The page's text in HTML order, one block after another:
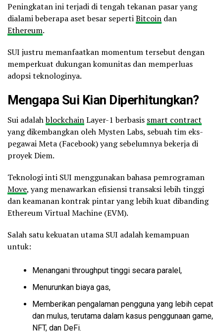
Peningkatan ini terjadi di tengah tekanan pasar yang
dialami beberapa aset besar sepertiBitcoin dan
Ethereum.
SUI justru memanfaatkan momentum tersebut dengan
memperkuat dukungan komunitas dan memperluas
adopsi teknologinya.
Mengapa Sui Kian Diperhitungkan?
Sui adalahblockchainLayer-1 berbasis smart contract
yang dikembangkan oleh Mysten Labs, sebuah tim eks-
pegawai Meta (Facebook) yang sebelumnya bekerja di
proyek Diem.
Teknologi inti SUI menggunakan bahasa pemrograman
Move, yang menawarkan efisiensi transaksi lebih tinggi
dan keamanan kontrak pintar yang lebih kuat dibanding
Ethereum Virtual Machine (EVM).
Salah satu kekuatan utama SUI adalah kemampuan
untuk:
Menangani throughput tinggi secara paralel,
Menurunkan biaya gas,
Memberikan pengalaman pengguna yang lebih cepat
dan mulus, terutama dalam kasus penggunaan game,
NFT, dan DeFi.